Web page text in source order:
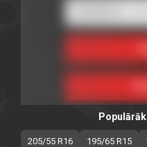
205/55 R16 195/65 R15